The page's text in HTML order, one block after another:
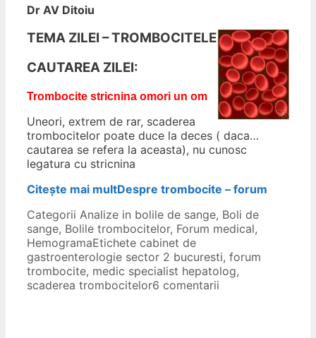
Dr AV Ditoiu
TEMA ZILEI – TROMBOCITELE
CAUTAREA ZILEI:
Trombocite stricnina omori un om
Uneori, extrem de rar, scaderea
trombocitelor poate duce la deces ( daca…
cautarea se refera la aceasta), nu cunosc
legatura cu stricnina
Citește mai multDespre trombocite – forum
Categorii Analize in bolile de sange, Boli de
sange, Bolile trombocitelor, Forum medical,
HemogramaEtichete cabinet de
gastroenterologie sector 2 bucuresti, forum
trombocite, medic specialist hepatolog,
scaderea trombocitelor6 comentarii